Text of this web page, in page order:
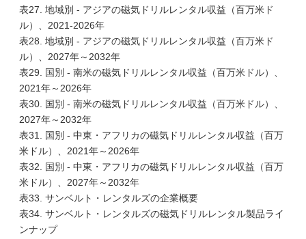
表27. 地域別 - アジアの磁気ドリルレンタル収益（百万米ド
ル）、2021-2026年
表28. 地域別 - アジアの磁気ドリルレンタル収益（百万米ド
ル）、2027年～2032年
表29. 国別 - 南米の磁気ドリルレンタル収益（百万米ドル）、
2021年～2026年
表30. 国別 - 南米の磁気ドリルレンタル収益（百万米ドル）、
2027年～2032年
表31. 国別 - 中東・アフリカの磁気ドリルレンタル収益（百万
米ドル）、2021年～2026年
表32. 国別 - 中東・アフリカの磁気ドリルレンタル収益（百万
米ドル）、2027年～2032年
表33. サンベルト・レンタルズの企業概要
表34. サンベルト・レンタルズの磁気ドリルレンタル製品ライ
ンナップ